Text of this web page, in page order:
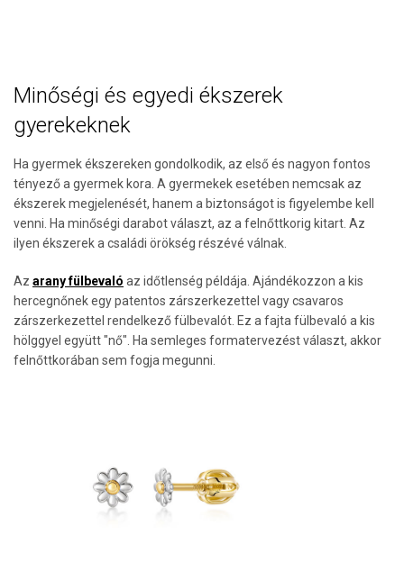
Minőségi és egyedi ékszerek
gyerekeknek
Ha gyermek ékszereken gondolkodik, az első és nagyon fontos
tényező a gyermek kora. A gyermekek esetében nemcsak az
ékszerek megjelenését, hanem a biztonságot is figyelembe kell
venni. Ha minőségi darabot választ, az a felnőttkorig kitart. Az
ilyen ékszerek a családi örökség részévé válnak.
Az arany fülbevaló az időtlenség példája. Ajándékozzon a kis
hercegnőnek egy patentos zárszerkezettel vagy csavaros
zárszerkezettel rendelkező fülbevalót. Ez a fajta fülbevaló a kis
hölggyel együtt "nő". Ha semleges formatervezést választ, akkor
felnőttkorában sem fogja megunni.